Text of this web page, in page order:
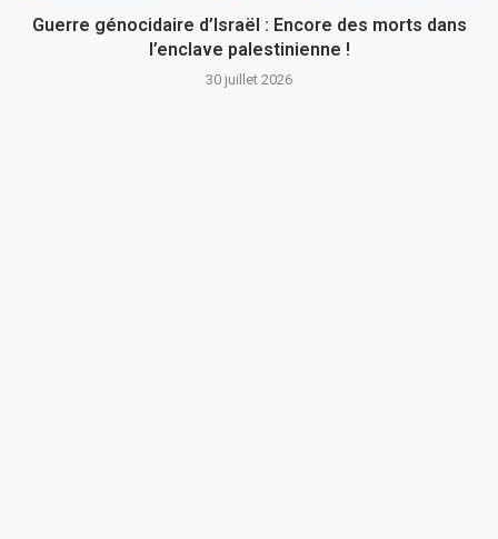
Guerre génocidaire d’Israël : Encore des morts dans
l’enclave palestinienne !
30 juillet 2026